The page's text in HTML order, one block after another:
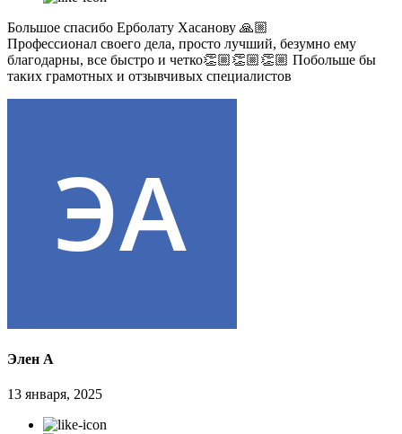
Большое спасибо Ерболату Хасанову 🙏🏼
Профессионал своего дела, просто лучший, безумно ему
благодарны, все быстро и четко👏🏼👏🏼👏🏼 Побольше бы
таких грамотных и отзывчивых специалистов
Элен А
13 января, 2025